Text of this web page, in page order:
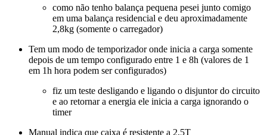
como não tenho balança pequena pesei junto comigo
em uma balança residencial e deu aproximadamente
2,8kg (somente o carregador)
Tem um modo de temporizador onde inicia a carga somente
depois de um tempo configurado entre 1 e 8h (valores de 1
em 1h hora podem ser configurados)
fiz um teste desligando e ligando o disjuntordo circuito
e ao retornar a energia ele inicia a carga ignorando o
timer
Manual indica que caixa é resistente a 2,5T